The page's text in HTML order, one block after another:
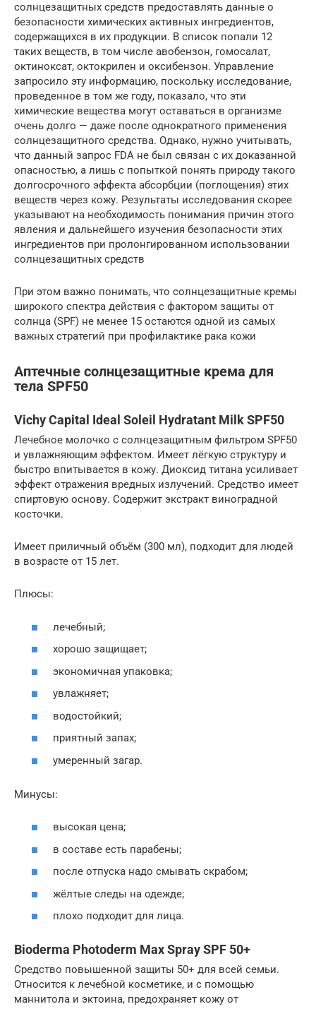
солнцезащитных средств предоставлять данные о
безопасности химических активных ингредиентов,
содержащихся в их продукции. В список попали 12
таких веществ, в том числе авобензон, гомосалат,
октиноксат, октокрилен и оксибензон. Управление
запросило эту информацию, поскольку исследование,
проведенное в том же году, показало, что эти
химические вещества могут оставаться в организме
очень долго — даже после однократного применения
солнцезащитного средства. Однако, нужно учитывать,
что данный запрос FDA не был связан с их доказанной
опасностью, а лишь с попыткой понять природу такого
долгосрочного эффекта абсорбции (поглощения) этих
веществ через кожу. Результаты исследования скорее
указывают на необходимость понимания причин этого
явления и дальнейшего изучения безопасности этих
ингредиентов при пролонгированном использовании
солнцезащитных средств
При этом важно понимать, что солнцезащитные кремы
широкого спектра действия с фактором защиты от
солнца (SPF) не менее 15 остаются одной из самых
важных стратегий при профилактике рака кожи
Аптечные солнцезащитные крема для
тела SPF50
Vichy Capital Ideal Soleil Hydratant Milk SPF50
Лечебное молочко с солнцезащитным фильтром SPF50
и увлажняющим эффектом. Имеет лёгкую структуру и
быстро впитывается в кожу. Диоксид титана усиливает
эффект отражения вредных излучений. Средство имеет
спиртовую основу. Содержит экстракт виноградной
косточки.
Имеет приличный объём (300 мл), подходит для людей
в возрасте от 15 лет.
Плюсы:
лечебный;
хорошо защищает;
экономичная упаковка;
увлажняет;
водостойкий;
приятный запах;
умеренный загар.
Минусы:
высокая цена;
в составе есть парабены;
после отпуска надо смывать скрабом;
жёлтые следы на одежде;
плохо подходит для лица.
Bioderma Photoderm Max Spray SPF 50+
Средство повышенной защиты 50+ для всей семьи.
Относится к лечебной косметике, и с помощью
маннитола и эктоина, предохраняет кожу от